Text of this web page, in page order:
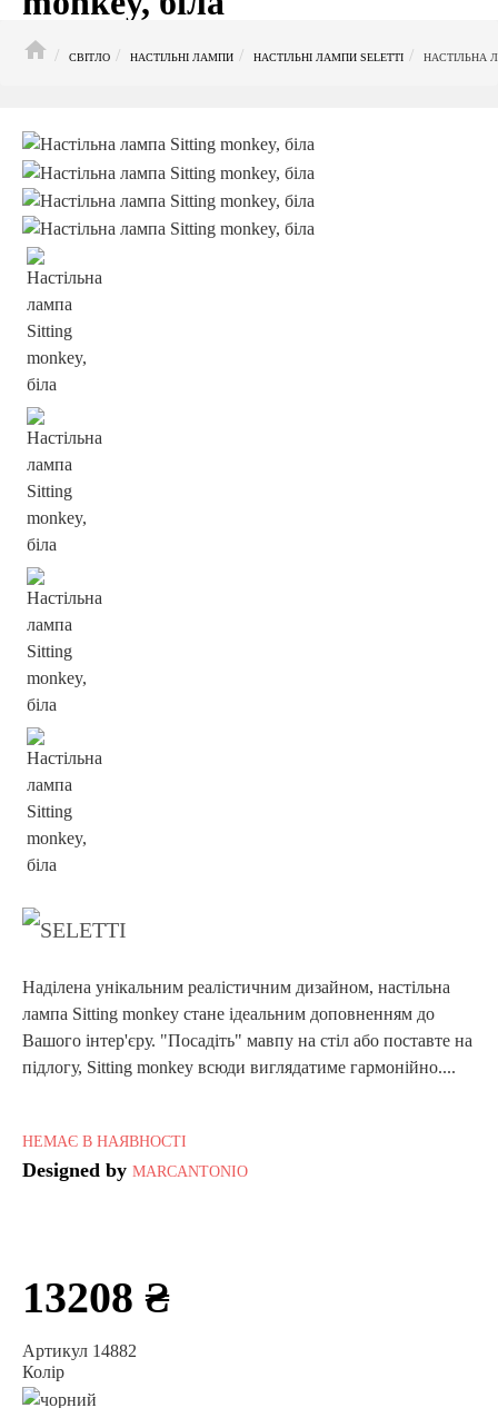
СВІТЛО
НАСТІЛЬНІ ЛАМПИ НАСТІЛЬНІ ЛАМПИ SELETTI НАСТІЛЬНА
Наділена унікальним реалістичним дизайном, настільна
лампа Sitting monkey стане ідеальним доповненням до
Вашого інтер'єру. "Посадіть" мавпу на стіл або поставте на
підлогу, Sitting monkey всюди виглядатиме гармонійно....
НЕМАЄ В НАЯВНОСТІ
Designed by MARCANTONIO
13208 ₴
Артикул 14882
Колір